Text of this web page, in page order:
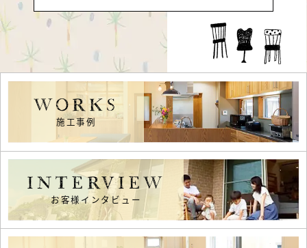
WORKS
施工事例
INTERVIEW
お客様インタビュー